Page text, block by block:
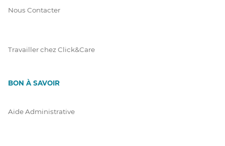
Nous Contacter
Travailler chez Click&Care
BON À SAVOIR
Aide Administrative